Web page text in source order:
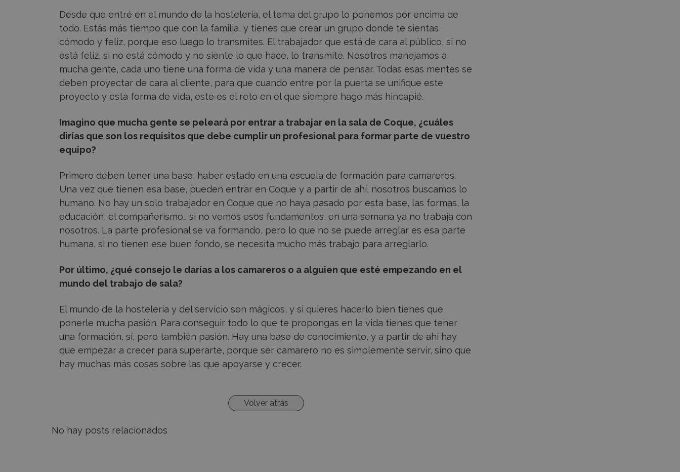
Desde que entré en el mundo de la hostelería, el tema del grupo lo ponemos por encima de
todo. Estás más tiempo que con la familia, y tienes que crear un grupo donde te sientas
cómodo y feliz, porque eso luego lo transmites. El trabajador que está de cara al público, si no
está feliz, si no está cómodo y no siente lo que hace, lo transmite. Nosotros manejamos a
mucha gente, cada uno tiene una forma de vida y una manera de pensar. Todas esas mentes se
deben proyectar de cara al cliente, para que cuando entre por la puerta se unifique este
proyecto y esta forma de vida, este es el reto en el que siempre hago más hincapié.
Imagino que mucha gente se peleará por entrar a trabajar en la sala de Coque, ¿cuáles
dirías que son los requisitos que debe cumplir un profesional para formar parte de vuestro
equipo?
Primero deben tener una base, haber estado en una escuela de formación para camareros.
Una vez que tienen esa base, pueden entrar en Coque y a partir de ahí, nosotros buscamos lo
humano. No hay un solo trabajador en Coque que no haya pasado por esta base, las formas, la
educación, el compañerismo… si no vemos esos fundamentos, en una semana ya no trabaja con
nosotros. La parte profesional se va formando, pero lo que no se puede arreglar es esa parte
humana, si no tienen ese buen fondo, se necesita mucho más trabajo para arreglarlo.
Por último, ¿qué consejo le darías a los camareros o a alguien que esté empezando en el
mundo del trabajo de sala?
El mundo de la hostelería y del servicio son mágicos, y si quieres hacerlo bien tienes que
ponerle mucha pasión. Para conseguir todo lo que te propongas en la vida tienes que tener
una formación, sí, pero también pasión. Hay una base de conocimiento, y a partir de ahí hay
que empezar a crecer para superarte, porque ser camarero no es simplemente servir, sino que
hay muchas más cosas sobre las que apoyarse y crecer.
Volver atrás
No hay posts relacionados